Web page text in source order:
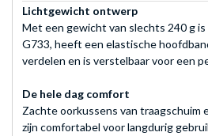
Lichtgewicht ontwerp
Met een gewicht van slechts 240 g
G733, heeft een elastische
verdelen en is verstelbaar voor een
De hele dag comfort
Zachte oorkussens van traagschuim
zijn comfortabel voor langdurig